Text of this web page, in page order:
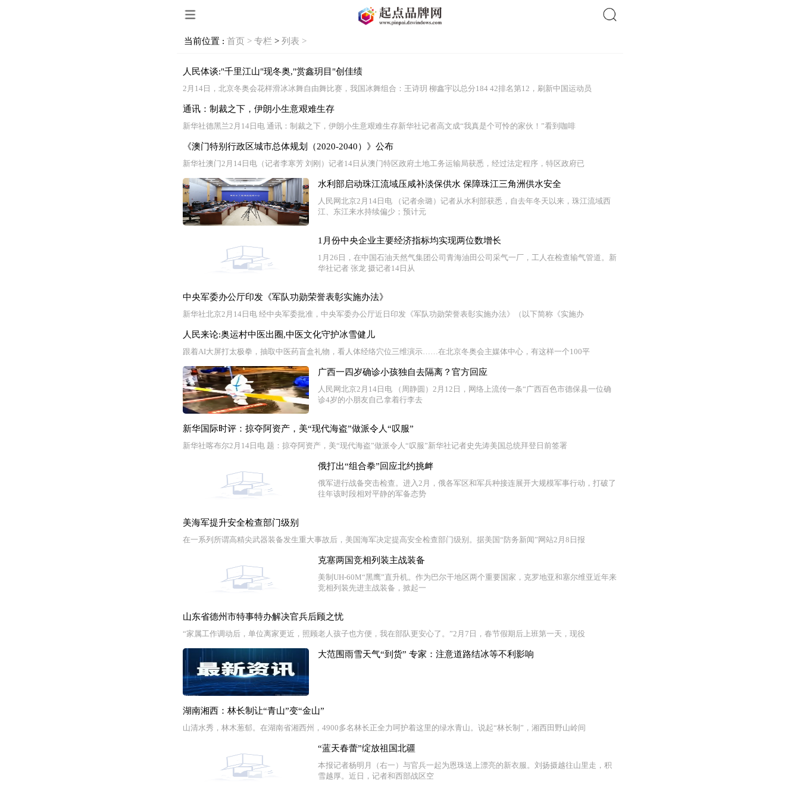
当前位置 : 首页 > 专栏 > 列表 >
人民体谈:"千里江山"现冬奥,"赏鑫玥目"创佳绩
2月14日，北京冬奥会花样滑冰冰舞自由舞比赛，我国冰舞组合：王诗玥 柳鑫宇以总分184 42排名第12，刷新中国运动员
通讯：制裁之下，伊朗小生意艰难生存
新华社德黑兰2月14日电 通讯：制裁之下，伊朗小生意艰难生存新华社记者高文成“我真是个可怜的家伙！”看到咖啡
《澳门特别行政区城市总体规划（2020-2040）》公布
新华社澳门2月14日电（记者李寒芳 刘刚）记者14日从澳门特区政府土地工务运输局获悉，经过法定程序，特区政府已
水利部启动珠江流域压咸补淡保供水 保障珠江三角洲供水安全
人民网北京2月14日电 （记者余璐）记者从水利部获悉，自去年冬天以来，珠江流域西
江、东江来水持续偏少；预计元
1月份中央企业主要经济指标均实现两位数增长
1月26日，在中国石油天然气集团公司青海油田公司采气一厂，工人在检查输气管道。新
华社记者 张龙 摄记者14日从
中央军委办公厅印发《军队功勋荣誉表彰实施办法》
新华社北京2月14日电 经中央军委批准，中央军委办公厅近日印发《军队功勋荣誉表彰实施办法》（以下简称《实施办
人民来论:奥运村中医出圈,中医文化守护冰雪健儿
跟着AI大屏打太极拳，抽取中医药盲盒礼物，看人体经络穴位三维演示……在北京冬奥会主媒体中心，有这样一个100平
广西一四岁确诊小孩独自去隔离？官方回应
人民网北京2月14日电 （周静圆）2月12日，网络上流传一条“广西百色市德保县一位确
诊4岁的小朋友自己拿着行李去
新华国际时评：掠夺阿资产，美“现代海盗”做派令人“叹服”
新华社喀布尔2月14日电 题：掠夺阿资产，美“现代海盗”做派令人“叹服”新华社记者史先涛美国总统拜登日前签署
俄打出“组合拳”回应北约挑衅
俄军进行战备突击检查。进入2月，俄各军区和军兵种接连展开大规模军事行动，打破了
往年该时段相对平静的军备态势
美海军提升安全检查部门级别
在一系列所谓高精尖武器装备发生重大事故后，美国海军决定提高安全检查部门级别。据美国“防务新闻”网站2月8日报
克塞两国竞相列装主战装备
美制UH-60M“黑鹰”直升机。作为巴尔干地区两个重要国家，克罗地亚和塞尔维亚近年来
竞相列装先进主战装备，掀起一
山东省德州市特事特办解决官兵后顾之忧
“家属工作调动后，单位离家更近，照顾老人孩子也方便，我在部队更安心了。”2月7日，春节假期后上班第一天，现役
大范围雨雪天气“到货” 专家：注意道路结冰等不利影响
湖南湘西：林长制让“青山”变“金山”
山清水秀，林木葱郁。在湖南省湘西州，4900多名林长正全力呵护着这里的绿水青山。说起“林长制”，湘西田野山岭间
“蓝天春蕾”绽放祖国北疆
本报记者杨明月（右一）与官兵一起为恩珠送上漂亮的新衣服。刘扬摄越往山里走，积
雪越厚。近日，记者和西部战区空